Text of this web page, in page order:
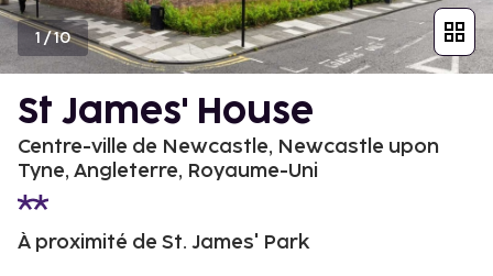
1 /10
St James' House
Centre-ville de Newcastle, Newcastle upon
Tyne, Angleterre, Royaume-Uni
À proximité de St. James' Park